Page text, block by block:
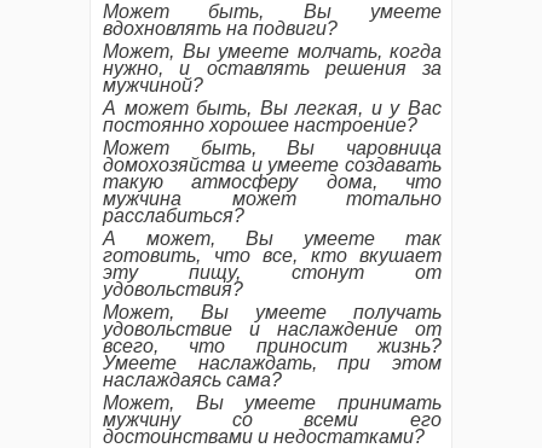
Может быть, Вы умеете
вдохновлять на подвиги?
Может, Вы умеете молчать, когда
нужно, и оставлять решения за
мужчиной?
А может быть, Вы легкая, и у Вас
постоянно хорошее настроение?
Может быть, Вы чаровница
домохозяйства и умеете создавать
такую атмосферу дома, что
мужчина может тотально
расслабиться?
А может, Вы умеете так
готовить, что все, кто вкушает
эту пищу, стонут от
удовольствия?
Может, Вы умеете получать
удовольствие и наслаждение от
всего, что приносит жизнь?
Умеете наслаждать, при этом
наслаждаясь сама?
Может, Вы умеете принимать
мужчину со всеми его
достоинствами и недостатками?